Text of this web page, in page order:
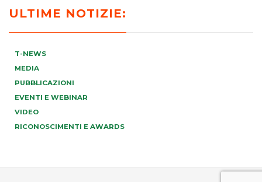
ULTIME NOTIZIE:
T-NEWS
MEDIA
PUBBLICAZIONI
EVENTI E WEBINAR
VIDEO
RICONOSCIMENTI E AWARDS